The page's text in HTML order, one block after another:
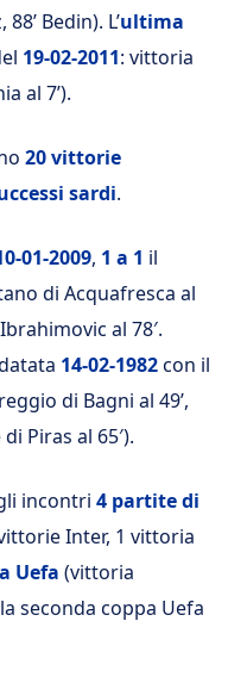
Bedin). L’ultima
19-02-2011: vittoria
al 7’).
20 vittorie
sardi.
01-2009, 1 a 1 il
di Acquafresca al
al 78′.
14-02-1982con il
di Bagni al 49’,
Piras al 65′).
incontri 4 partite di
Inter, 1 vittoria
Uefa (vittoria
seconda coppa Uefa